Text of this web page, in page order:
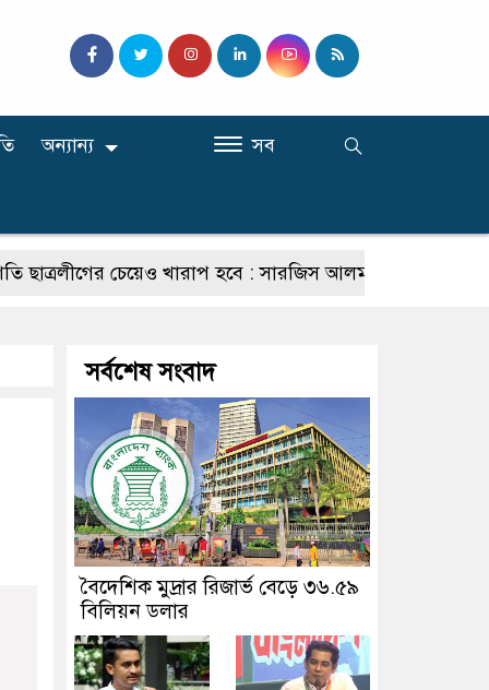
অন্যান্য সব
চেয়েও খারাপ হবে : সারজিস আলম যাদের কমিশনার
সর্বশেষ সংবাদ
বৈদেশিক মুদ্রার রিজার্ভ বেড়ে ৩৬.৫৯
বিলিয়ন ডলার